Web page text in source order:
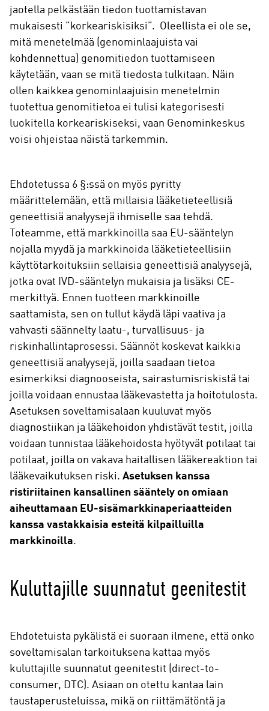
jaotella pelkästään tiedon tuottamistavan
mukaisesti ”korkeariskisiksi”. Oleellista ei ole se,
mitä menetelmää (genominlaajuista vai
kohdennettua) genomitiedon tuottamiseen
käytetään, vaan se mitä tiedosta tulkitaan. Näin
ollen kaikkea genominlaajuisin menetelmin
tuotettua genomitietoa ei tulisi kategorisesti
luokitella korkeariskiseksi, vaan Genominkeskus
voisi ohjeistaa näistä tarkemmin.
Ehdotetussa 6 §:ssä on myös pyritty
määrittelemään, että millaisia lääketieteellisiä
geneettisiä analyysejä ihmiselle saa tehdä.
Toteamme, että markkinoilla saa EU-sääntelyn
nojalla myydä ja markkinoida lääketieteellisiin
käyttötarkoituksiin sellaisia geneettisiä analyysejä,
jotka ovat IVD-sääntelyn mukaisia ja lisäksi CE-
merkittyä. Ennen tuotteen markkinoille
saattamista, sen on tullut käydä läpi vaativa ja
vahvasti säännelty laatu-, turvallisuus- ja
riskinhallintaprosessi. Säännöt koskevat kaikkia
geneettisiä analyysejä, joilla saadaan tietoa
esimerkiksi diagnooseista, sairastumisriskistä tai
joilla voidaan ennustaa lääkevastetta ja hoitotulosta.
Asetuksen soveltamisalaan kuuluvat myös
diagnostiikan ja lääkehoidon yhdistävät testit, joilla
voidaan tunnistaa lääkehoidosta hyötyvät potilaat tai
potilaat, joilla on vakava haitallisen lääkereaktion tai
lääkevaikutuksen riski. Asetuksen kanssa
ristiriitainen kansallinen sääntely on omiaan
aiheuttamaan EU-sisämarkkinaperiaatteiden
kanssa vastakkaisia esteitä kilpailluilla
markkinoilla.
Kuluttajille suunnatut geenitestit
Ehdotetuista pykälistä ei suoraan ilmene, että onko
soveltamisalan tarkoituksena kattaa myös
kuluttajille suunnatut geenitestit (direct-to-
consumer, DTC). Asiaan on otettu kantaa lain
taustaperusteluissa, mikä on riittämätöntä ja